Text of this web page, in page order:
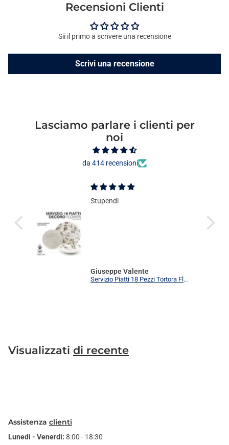
Recensioni Clienti
Sii il primo a scrivere una recensione
Scrivi una recensione
Lasciamo parlare i clienti per
noi
da 414 recensioni
Stupendi
Giuseppe Valente
Servizio Piatti 18 Pezzi Tortora Flower Elegante | Set Tavola 6 Persone Moderno
Visualizzati di recente
Assistenza clienti
Lunedì - Venerdì: 8:00 - 18:30